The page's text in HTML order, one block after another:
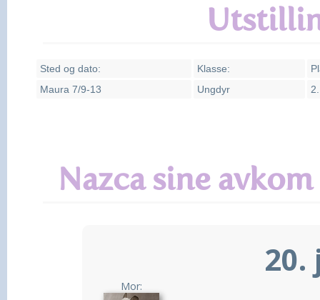
Sted og dato: Klasse:
Maura 7/9-13
Ungdyr
Nazca sine
20.
Mor: